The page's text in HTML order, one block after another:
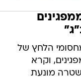
הלחץ של
וקרא
מונעת